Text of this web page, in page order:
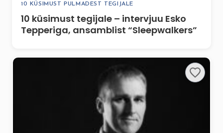
10 KÜSIMUST PULMADEST TEGIJALE
10 küsimust tegijale – intervjuu Esko
Tepperiga, ansamblist “Sleepwalkers”